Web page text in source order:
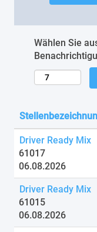
Wählen Sie
Driver Ready Mix
61017
06.08.2026
Driver Ready Mix
61015
06.08.2026